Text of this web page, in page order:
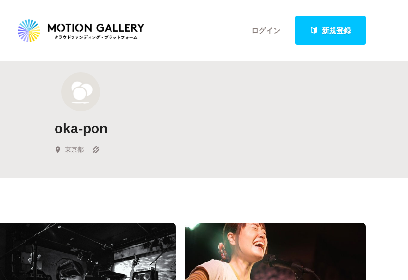
ログイン 新規登録
新着プロジェクト
Feature
キュレーターから探す
oka-pon
東京都